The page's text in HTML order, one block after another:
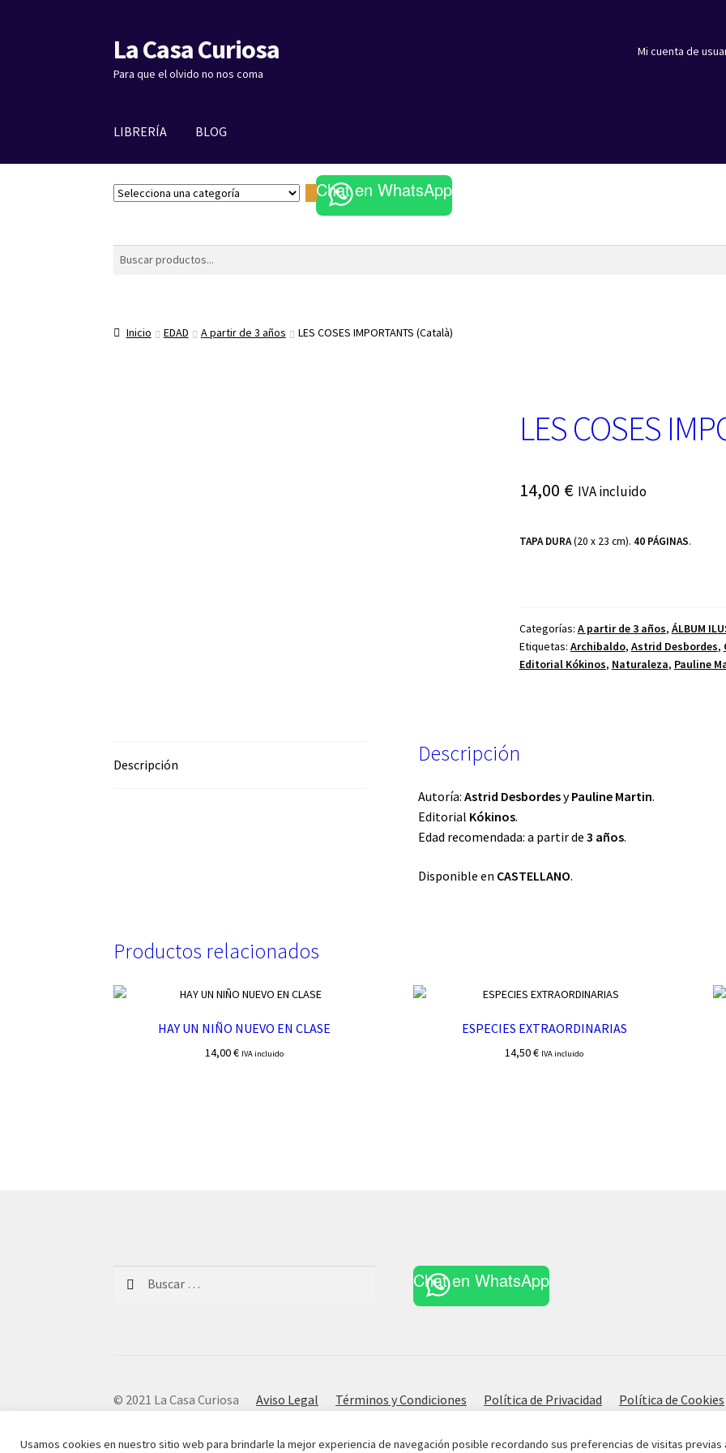
Ir
a
la
Ir
al
contenido
La Casa Curiosa
Para que el olvido no nos coma
Mi cuenta de
LIBRERÍA BLOG
S
e
n
Chat en WhatsApp
Buscar
Inicio EDAD A partir de 3 años LES COSES IMPORTANTS (Català)
LES COSES
14,00 € IVA incluido
TAPA DURA(20 x 23 cm). 40 PÁGINAS.
Categorías: A partir de 3 años, ÁLBUM
Etiquetas: Archibaldo, Astrid Desbordes,
Editorial Kókinos, Naturaleza, Pauline
Descripción Descripción
Autoría: Astrid DesbordesyPauline Martin.
Editorial Kókinos.
Edad recomendada: a partir de 3 años.
Disponible en CASTELLANO.
Productos relacionados
HAY UN NIÑO NUEVO EN CLASE
14,00€ IVA incluido
ESPECIES EXTRAORDINARIAS
14,50€ IVA incluido
Chat en WhatsApp
© 2021 La Casa CuriosaAviso Legal Términos y Condiciones Política de Privacidad Política de Cookies
Usamos cookies en nuestro sitio web para brindarle la mejor experiencia de navegación posible recordando sus preferencias de visitas previas